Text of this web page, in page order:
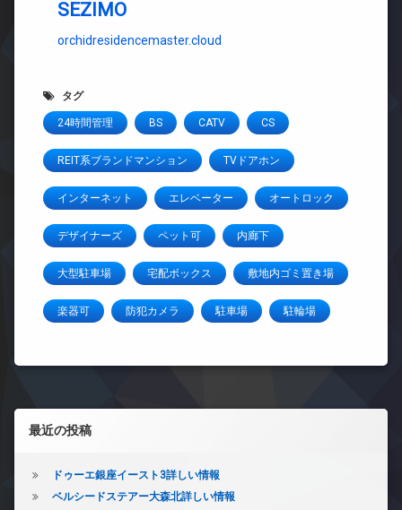
SEZIMO
orchidresidencemaster.cloud
タグ
24時間管理 BS CATV CS
REIT系ブランドマンション TVドアホン
インターネット エレベーター オートロック
デザイナーズ ペット可 内廊下
大型駐車場 宅配ボックス 敷地内ゴミ置き場
楽器可 防犯カメラ 駐車場 駐輪場
左サイドバー
最近の投稿
ドゥーエ銀座イースト3詳しい情報
ベルシードステアー大森北詳しい情報